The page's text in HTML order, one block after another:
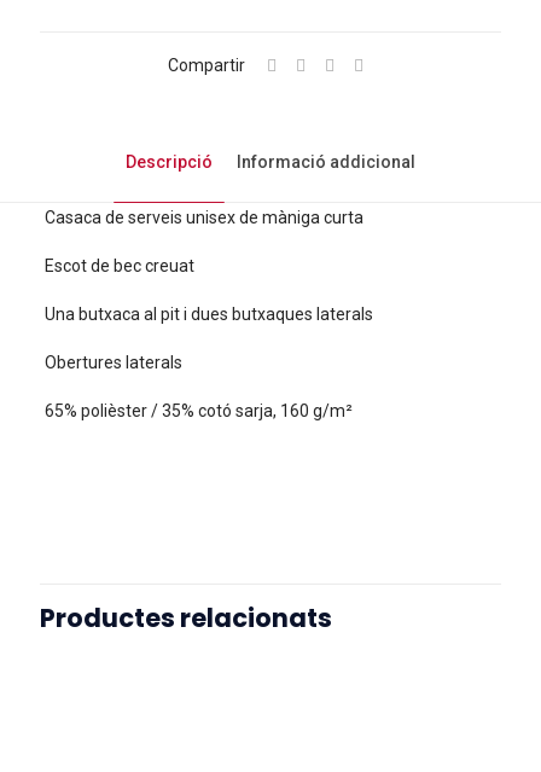
Compartir
Descripció Informació addicional
Casaca de serveis unisex de màniga curta
Escot de bec creuat
Una butxaca al pit i dues butxaques laterals
Obertures laterals
65% polièster / 35% cotó sarja, 160 g/m²
Productes relacionats